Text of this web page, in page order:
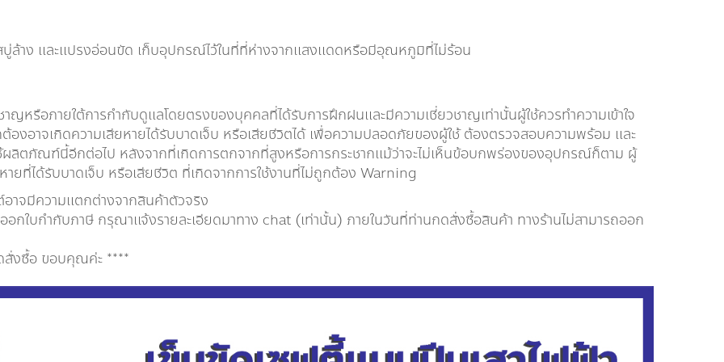
ล้าง และแปรงอ่อนขัด เก็บอุปกรณ์ไว้ในที่ที่ห่างจากแสงแดดหรือมีอุณหภูมิที่ไม่ร้อน
หรือภายใต้การกำกับดูแลโดยตรงของบุคคลที่ได้รับการฝึกฝนและมีความเชี่ยวชาญเท่านั้นผู้ใช้ควรทำความเข้าใจ
องอาจเกิดความเสียหายได้รับบาดเจ็บ หรือเสียชีวิตได้ เพื่อความปลอดภัยของผู้ใช้ ต้องตรวจสอบความพร้อม และ
ตภัณฑ์นี้อีกต่อไป หลังจากที่เกิดการตกจากที่สูงหรือการกระชากแม้ว่าจะไม่เห็นข้อบกพร่องของอุปกรณ์ก็ตาม ผู้
ยที่ได้รับบาดเจ็บ หรือเสียชีวิต ที่เกิดจากการใช้งานที่ไม่ถูกต้อง Warning
าจมีความแตกต่างจากสินค้าตัวจริง
กใบกำกับภาษี กรุณาเเจ้งรายละเอียดมาทาง chat (เท่านั้น) ภายในวันที่ท่านกดสั่งซื้อสินค้า ทางร้านไม่สามารถออก
งซื้อ ขอบคุณค่ะ ****